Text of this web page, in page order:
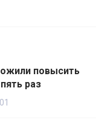
повысить
раз